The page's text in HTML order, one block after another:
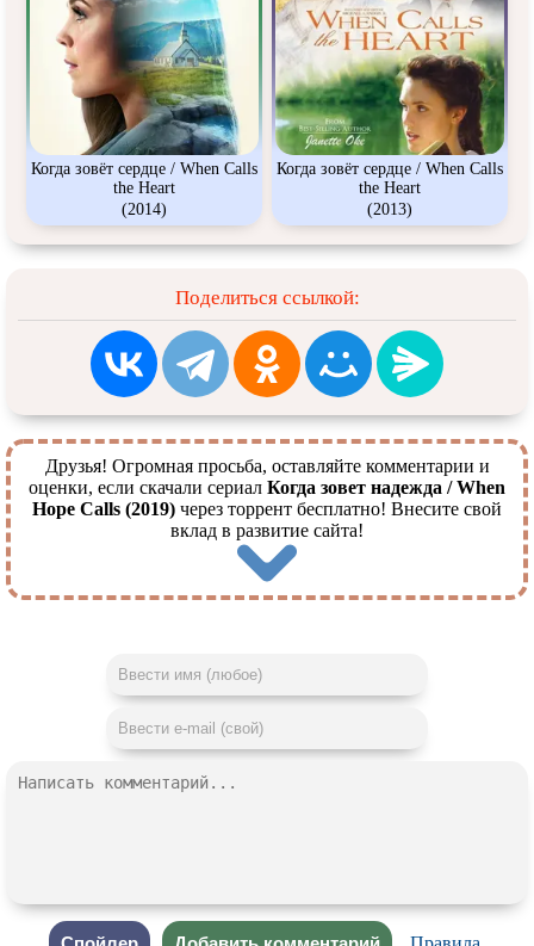
Когда зовёт сердце / When Calls
the Heart
(2014)
Когда зовёт сердце / When Calls
the Heart
(2013)
Поделиться ссылкой:
Друзья! Огромная просьба, оставляйте комментарии и
оценки, если скачали сериал Когда зовет надежда / When
Hope Calls (2019) через торрент бесплатно! Внесите свой
вклад в развитие сайта!